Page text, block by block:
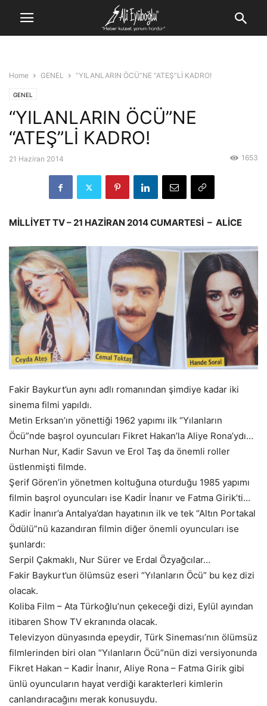
Home GENEL “YILANLARIN ÖCÜ”NE “ATEŞ”Lİ KADRO!
GENEL
“YILANLARIN ÖCÜ”NE
“ATEŞ”Lİ KADRO!
21 Haziran 2014 1653
MİLLİYET TV – 21 HAZİRAN 2014 CUMARTESİ – ALİCE
Fakir Baykurt’un aynı adlı romanından şimdiye kadar iki
sinema filmi yapıldı.
Metin Erksan’ın yönettiği 1962 yapımı ilk “Yılanların
Öcü”nde başrol oyuncuları Fikret Hakan’la Aliye Rona’ydı…
Nurhan Nur, Kadir Savun ve Erol Taş da önemli roller
üstlenmişti filmde.
Şerif Gören’in yönetmen koltuğuna oturduğu 1985 yapımı
filmin başrol oyuncuları ise Kadir İnanır ve Fatma Girik’ti…
Kadir İnanır’a Antalya’dan hayatının ilk ve tek “Altın Portakal
Ödülü”nü kazandıran filmin diğer önemli oyuncuları ise
şunlardı:
Serpil Çakmaklı, Nur Sürer ve Erdal Özyağcılar…
Fakir Baykurt’un ölümsüz eseri “Yılanların Öcü” bu kez dizi
olacak.
Koliba Film – Ata Türkoğlu’nun çekeceği dizi, Eylül ayından
itibaren Show TV ekranında olacak.
Televizyon dünyasında epeydir, Türk Sineması’nın ölümsüz
filmlerinden biri olan “Yılanların Öcü”nün dizi versiyonunda
Fikret Hakan – Kadir İnanır, Aliye Rona – Fatma Girik gibi
ünlü oyuncuların hayat verdiği karakterleri kimlerin
canlandıracağını merak konusuydu.